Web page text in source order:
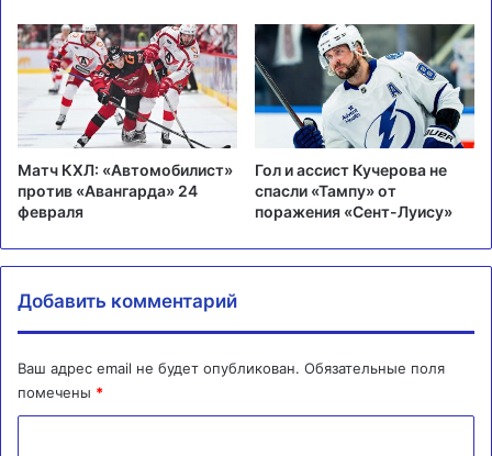
Матч КХЛ: «Автомобилист»
против «Авангарда» 24
февраля
Гол и ассист Кучерова не
спасли «Тампу» от
поражения «Сент-Луису»
Добавить комментарий
Ваш адрес email не будет опубликован. Обязательные поля
помечены *